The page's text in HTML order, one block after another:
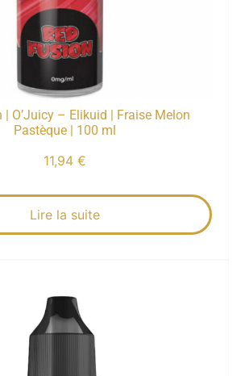
| O’Juicy – Elikuid | Fraise Melon
Pastèque | 100 ml
11,94 €
Lire la suite